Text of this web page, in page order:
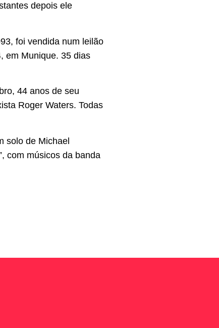
depois ele
foi vendida num leilão
em Munique. 35 dias
44 anos de seu
Roger Waters. Todas
solo de Michael
com músicos da banda